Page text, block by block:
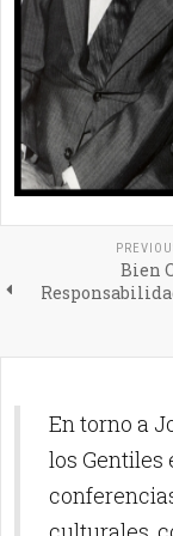
Bien
En torno a
los Gentiles